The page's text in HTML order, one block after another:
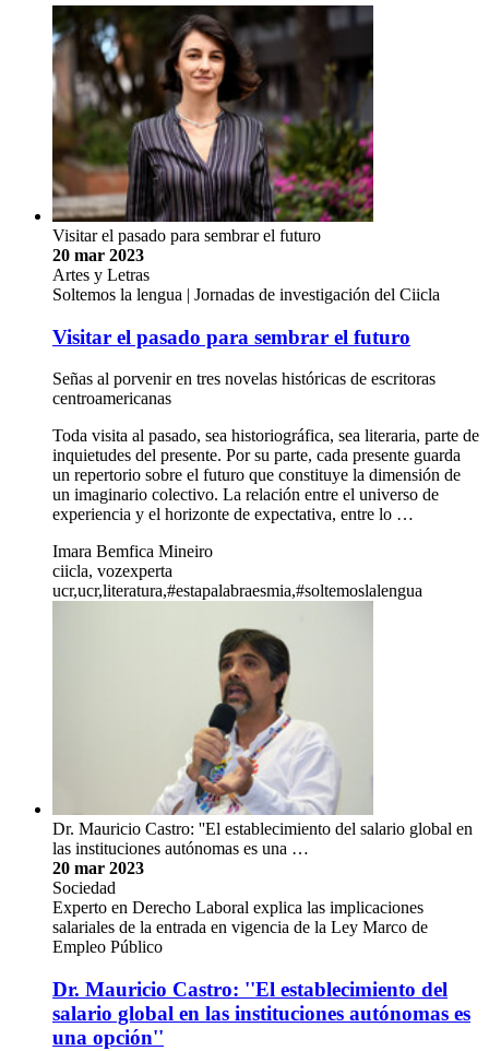
Visitar el pasado para sembrar el futuro
20 mar 2023
Artes y Letras
Soltemos la lengua | Jornadas de investigación del Ciicla
Visitar el pasado para sembrar el futuro
Señas al porvenir en tres novelas históricas de escritoras
centroamericanas
Toda visita al pasado, sea historiográfica, sea literaria, parte de
inquietudes del presente. Por su parte, cada presente guarda
un repertorio sobre el futuro que constituye la dimensión de
un imaginario colectivo. La relación entre el universo de
experiencia y el horizonte de expectativa, entre lo …
Imara Bemfica Mineiro
ciicla, vozexperta
ucr,ucr,literatura,#estapalabraesmia,#soltemoslalengua
Dr. Mauricio Castro: ''El establecimiento del salario global en
las instituciones autónomas es una …
20 mar 2023
Sociedad
Experto en Derecho Laboral explica las implicaciones
salariales de la entrada en vigencia de la Ley Marco de
Empleo Público
Dr. Mauricio Castro: ''El establecimiento del
salario global en las instituciones autónomas es
una opción''